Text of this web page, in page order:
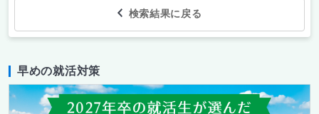
検索結果に戻る
早めの就活対策